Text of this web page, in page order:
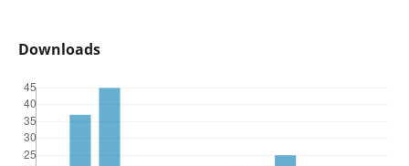
Downloads